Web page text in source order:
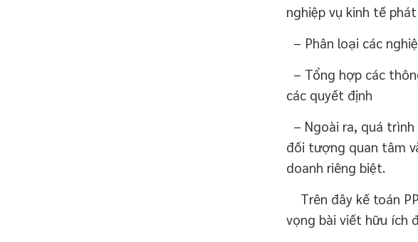
nghiệp vụ kinh tế
– Phân loại các
– Tổng hợp các
các quyết định
– Ngoài ra, quá
đối tượng quan tâm
doanh riêng biệt.
Trên đây kế toán
vọng bài viết hữu ích